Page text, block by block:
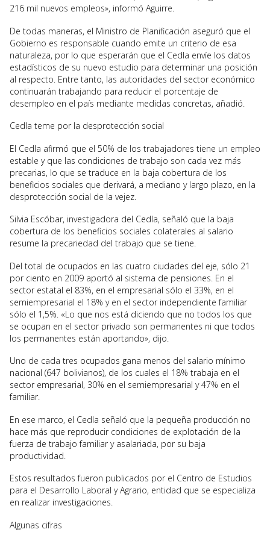
216 mil nuevos empleos», informó Aguirre.
De todas maneras, el Ministro de Planificación aseguró que el
Gobierno es responsable cuando emite un criterio de esa
naturaleza, por lo que esperarán que el Cedla envíe los datos
estadísticos de su nuevo estudio para determinar una posición
al respecto. Entre tanto, las autoridades del sector económico
continuarán trabajando para reducir el porcentaje de
desempleo en el país mediante medidas concretas, añadió.
Cedla teme por la desprotección social
El Cedla afirmó que el 50% de los trabajadores tiene un empleo
estable y que las condiciones de trabajo son cada vez más
precarias, lo que se traduce en la baja cobertura de los
beneficios sociales que derivará, a mediano y largo plazo, en la
desprotección social de la vejez.
Silvia Escóbar, investigadora del Cedla, señaló que la baja
cobertura de los beneficios sociales colaterales al salario
resume la precariedad del trabajo que se tiene.
Del total de ocupados en las cuatro ciudades del eje, sólo 21
por ciento en 2009 aportó al sistema de pensiones. En el
sector estatal el 83%, en el empresarial sólo el 33%, en el
semiempresarial el 18% y en el sector independiente familiar
sólo el 1,5%. «Lo que nos está diciendo que no todos los que
se ocupan en el sector privado son permanentes ni que todos
los permanentes están aportando», dijo.
Uno de cada tres ocupados gana menos del salario mínimo
nacional (647 bolivianos), de los cuales el 18% trabaja en el
sector empresarial, 30% en el semiempresarial y 47% en el
familiar.
En ese marco, el Cedla señaló que la pequeña producción no
hace más que reproducir condiciones de explotación de la
fuerza de trabajo familiar y asalariada, por su baja
productividad.
Estos resultados fueron publicados por el Centro de Estudios
para el Desarrollo Laboral y Agrario, entidad que se especializa
en realizar investigaciones.
Algunas cifras